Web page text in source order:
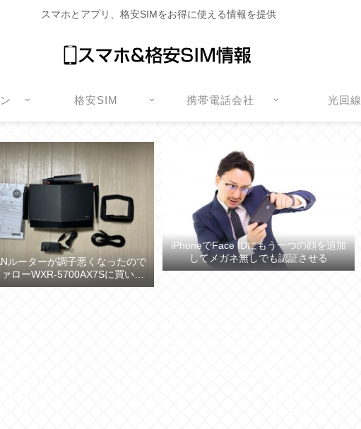
スマホとアプリ、格安SIMをお得に使える情報を提供
格安SIM 携帯電話会社 光回線
ルーターが調子悪くなったので
ローWXR-5700AX7Sに買い換
えた
iPhoneでFace IDにもう一つの顔を追加
してメガネ無しでも認証させる